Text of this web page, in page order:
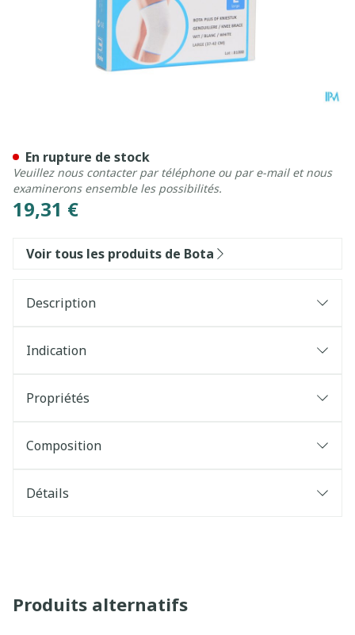
19,31 €
En rupture de stock
Veuillez nous contacter par téléphone ou par e-mail et nous
examinerons ensemble les possibilités.
Voir tous les produits de Bota
Description
Indication
Propriétés
Composition
Détails
Produits alternatifs